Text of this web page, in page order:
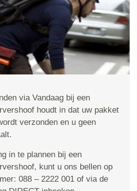
via Vandaag bij een
houdt in dat uw pakket
verzonden en u geen
in te plannen bij een
kunt u ons bellen op
088 – 2222 001 of via de